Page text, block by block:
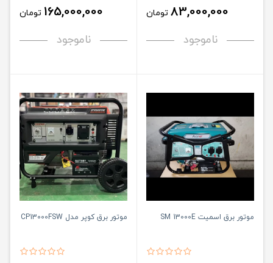
83,000,000 تومان
ناموجود
165,000,000 تومان
ناموجود
موتور برق اسمیت SM 13000E موتور برق کوپر مدل CP13000FSW